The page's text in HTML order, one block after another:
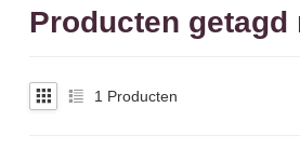
Producten
1 Producten